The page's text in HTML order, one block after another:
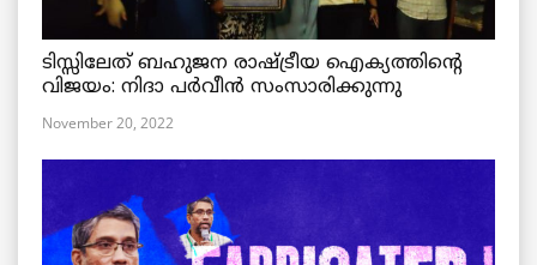
ടിസ്സിലേത് ബഹുജന രാഷ്ട്രീയ ഐക്യത്തിന്റെ
വിജയം: നിദാ പർവീൻ സംസാരിക്കുന്നു
November 20, 2022